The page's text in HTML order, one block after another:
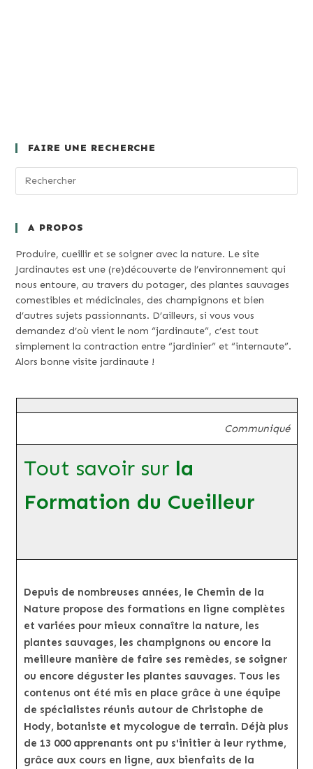
FAIRE UNE RECHERCHE
A PROPOS
Produire, cueillir et se soigner avec la nature. Le site
Jardinautes est une (re)découverte de l’environnement qui
nous entoure, au travers du potager, des plantes sauvages
comestibles et médicinales, des champignons et bien
d’autres sujets passionnants. D’ailleurs, si vous vous
demandez d’où vient le nom “jardinaute”, c’est tout
simplement la contraction entre “jardinier” et “internaute”.
Alors bonne visite jardinaute !
Communiqué
Tout savoir sur la
Formation du Cueilleur
Depuis de nombreuses années, le Chemin de la
Nature propose des formations en ligne complètes
et variées pour mieux connaître la nature, les
plantes sauvages, les champignons ou encore la
meilleure manière de faire ses remèdes, se soigner
ou encore déguster les plantes sauvages. Tous les
contenus ont été mis en place grâce à une équipe
de spécialistes réunis autour de Christophe de
Hody, botaniste et mycologue de terrain. Déjà plus
de 13 000 apprenants ont pu s'initier à leur rythme,
grâce aux cours en ligne, aux bienfaits de la